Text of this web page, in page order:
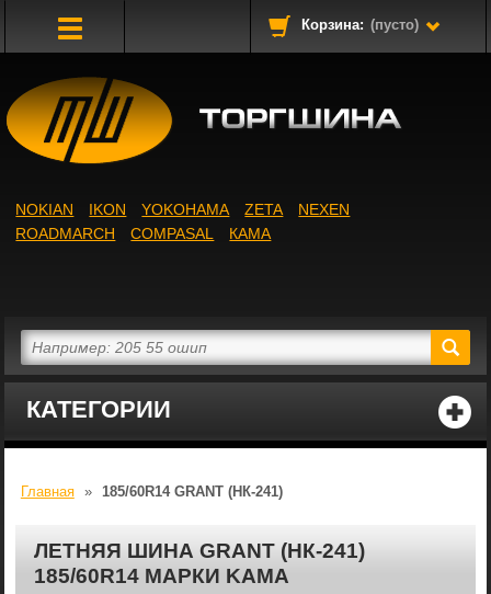
Корзина: (пусто)
КАТЕГОРИИ
NOKIAN IKON YOKOHAMA ZETA
NEXEN
ROADMARCH
COMPASAL КАМА
Главная » 185/60R14 GRANT (НК-241)
ЛЕТНЯЯ ШИНА GRANT (НК-241)
185/60R14 МАРКИ KAMA